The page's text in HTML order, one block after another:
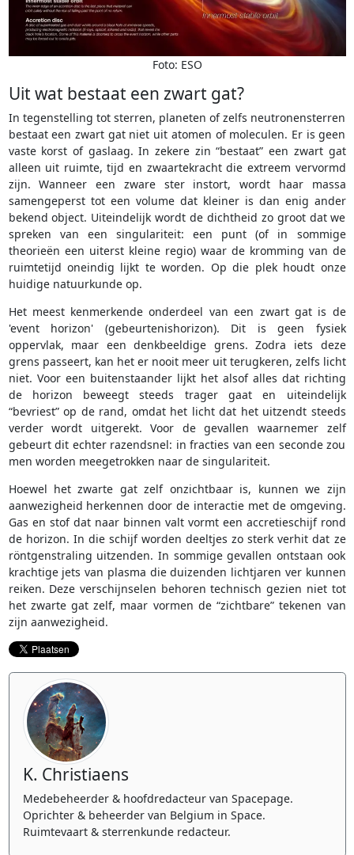
Foto: ESO
Uit wat bestaat een zwart gat?
In tegenstelling tot sterren, planeten of zelfs neutronensterren
bestaat een zwart gat niet uit atomen of moleculen. Er is geen
vaste korst of gaslaag. In zekere zin “bestaat” een zwart gat
alleen uit ruimte, tijd en zwaartekracht die extreem vervormd
zijn. Wanneer een zware ster instort, wordt haar massa
samengeperst tot een volume dat kleiner is dan enig ander
bekend object. Uiteindelijk wordt de dichtheid zo groot dat we
spreken van een singulariteit: een punt (of in sommige
theorieën een uiterst kleine regio) waar de kromming van de
ruimtetijd oneindig lijkt te worden. Op die plek houdt onze
huidige natuurkunde op.
Het meest kenmerkende onderdeel van een zwart gat is de
'event horizon' (gebeurtenishorizon). Dit is geen fysiek
oppervlak, maar een denkbeeldige grens. Zodra iets deze
grens passeert, kan het er nooit meer uit terugkeren, zelfs licht
niet. Voor een buitenstaander lijkt het alsof alles dat richting
de horizon beweegt steeds trager gaat en uiteindelijk
“bevriest” op de rand, omdat het licht dat het uitzendt steeds
verder wordt uitgerekt. Voor de gevallen waarnemer zelf
gebeurt dit echter razendsnel: in fracties van een seconde zou
men worden meegetrokken naar de singulariteit.
Hoewel het zwarte gat zelf onzichtbaar is, kunnen we zijn
aanwezigheid herkennen door de interactie met de omgeving.
Gas en stof dat naar binnen valt vormt een accretieschijf rond
de horizon. In die schijf worden deeltjes zo sterk verhit dat ze
röntgenstraling uitzenden. In sommige gevallen ontstaan ook
krachtige jets van plasma die duizenden lichtjaren ver kunnen
reiken. Deze verschijnselen behoren technisch gezien niet tot
het zwarte gat zelf, maar vormen de “zichtbare” tekenen van
zijn aanwezigheid.
K. Christiaens
Medebeheerder & hoofdredacteur van Spacepage.
Oprichter & beheerder van Belgium in Space.
Ruimtevaart & sterrenkunde redacteur.